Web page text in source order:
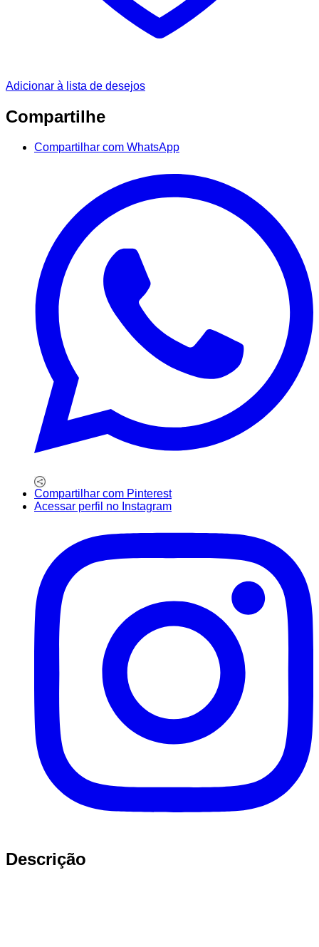
Adicionar à lista de desejos
Compartilhe
Compartilhar com WhatsApp
Compartilhar com Pinterest
Acessar perfil no Instagram
Descrição